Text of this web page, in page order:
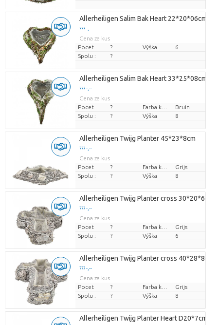
Allerheiligen Salim Bak Heart 22*20*06cm
??? -,--
Cena za kus
Pocet
? Výška
6
Spolu :
?
Allerheiligen Salim Bak Heart 33*25*08cm
??? -,--
Cena za kus
Pocet
?
Bruin
Spolu :
? Výška 8
Allerheiligen Twijg Planter 45*23*8cm
??? -,--
Cena za kus
Pocet
?
Grijs
Spolu :
? Výška 8
Allerheiligen Twijg Planter cross 30*20*6cm
??? -,--
Cena za kus
Pocet
?
Grijs
Spolu :
? Výška 6
Allerheiligen Twijg Planter cross 40*28*8cm
??? -,--
Cena za kus
Pocet
?
Grijs
Spolu :
? Výška 8
Allerheiligen Twijg Planter Heart D20*7cm